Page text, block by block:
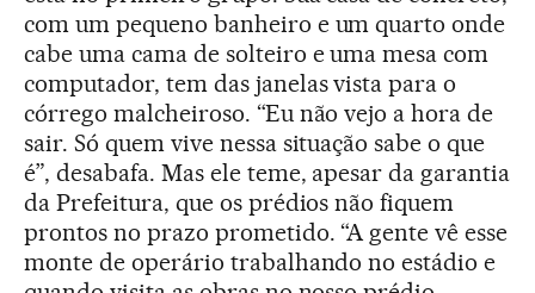
com um pequeno banheiro e um quarto onde
cabe uma cama de solteiro e uma mesa com
computador, tem das janelas vista para o
córrego malcheiroso. “Eu não vejo a hora de
sair. Só quem vive nessa situação sabe o que
é”, desabafa. Mas ele teme, apesar da garantia
da Prefeitura, que os prédios não fiquem
prontos no prazo prometido. “A gente vê esse
monte de operário trabalhando no estádio e